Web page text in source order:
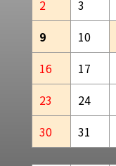
2
3
9
10
16
17
23
24
30
31